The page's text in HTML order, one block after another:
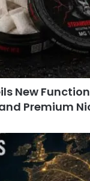
New
Premium